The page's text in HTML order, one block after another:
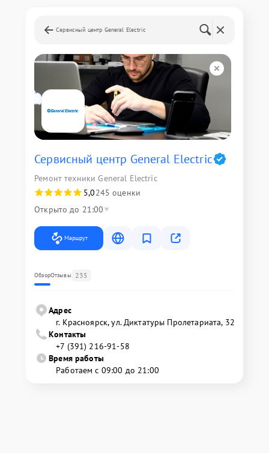
Сервисный центр General Electric
Сервисный центр General Electric
Ремонт техники General Electric
5,0245 оценки
Открыто до 21:00
Маршрут
ОбзорОтзывы 235
Адрес
г. Красноярск, ул. Диктатуры Пролетариата, 32
Контакты
+7 (391) 216-91-58
Время работы
Работаем с 09:00 до 21:00